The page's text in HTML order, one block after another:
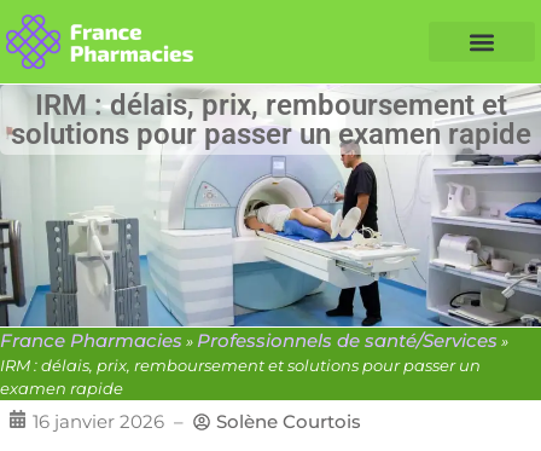
IRM : délais, prix, remboursement et
solutions pour passer un examen rapide
France Pharmacies »Professionnels de santé/Services »
IRM : délais, prix, remboursement et solutions pour passer un
examen rapide
16 janvier 2026 –
Solène Courtois